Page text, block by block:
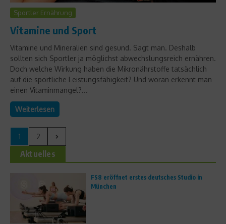
Sportler Ernährung
Vitamine und Sport
Vitamine und Mineralien sind gesund. Sagt man. Deshalb
sollten sich Sportler ja möglichst abwechslungsreich ernähren.
Doch welche Wirkung haben die Mikronährstoffe tatsächlich
auf die sportliche Leistungsfähigkeit? Und woran erkennt man
einen Vitaminmangel?...
Weiterlesen
1 2
Aktuelles
FS8 eröffnet erstes deutsches Studio in
München